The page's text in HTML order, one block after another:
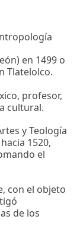
en 1499 o
Tlatelolco.
profesor,
cultural.
y Teología
1520,
el
con el objeto
de los